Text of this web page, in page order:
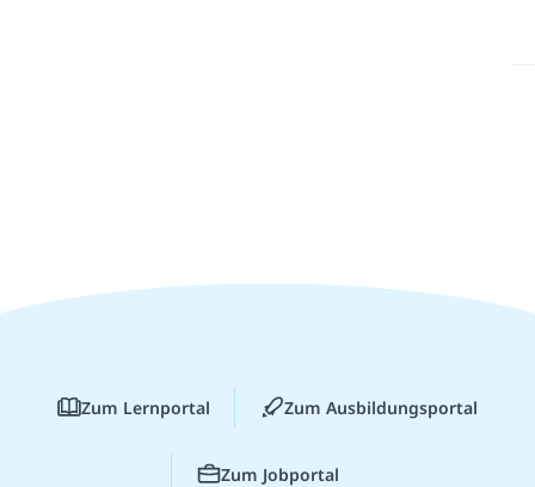
Zum Lernportal Zum Ausbildungsportal
Zum Jobportal